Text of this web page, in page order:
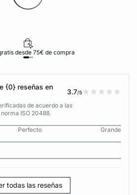
desde 75€ de compra
{0} reseñas en
3.7/5
de acuerdo a las
ISO 20488.
Perfecto
Grande
todas las reseñas